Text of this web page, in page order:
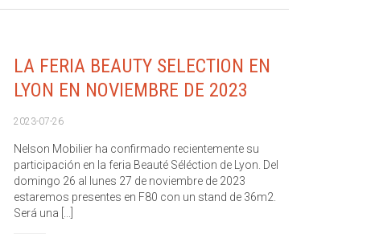
LA FERIA BEAUTY SELECTION EN
LYON EN NOVIEMBRE DE 2023
2023-07-26
Nelson Mobilier ha confirmado recientemente su
participación en la feria Beauté Séléction de Lyon. Del
domingo 26 al lunes 27 de noviembre de 2023
estaremos presentes en F80 con un stand de 36m2.
Será una [...]